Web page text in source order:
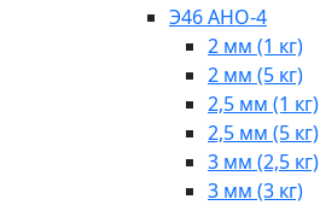
Э46 АНО-4
2 мм (1 кг)
2 мм (5 кг)
2,5 мм (1 кг)
2,5 мм (5 кг)
3 мм (2,5 кг)
3 мм (3 кг)